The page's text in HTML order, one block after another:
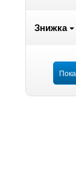
Знижка